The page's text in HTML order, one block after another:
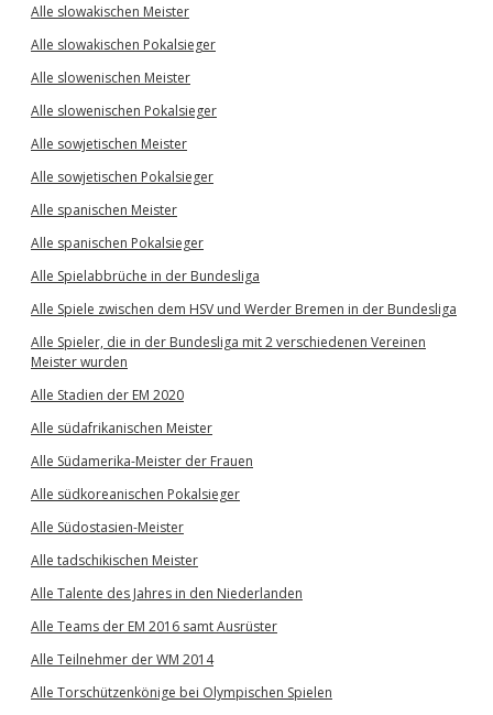
Alle slowakischen Meister
Alle slowakischen Pokalsieger
Alle slowenischen Meister
Alle slowenischen Pokalsieger
Alle sowjetischen Meister
Alle sowjetischen Pokalsieger
Alle spanischen Meister
Alle spanischen Pokalsieger
Alle Spielabbrüche in der Bundesliga
Alle Spiele zwischen dem HSV und Werder Bremen in der Bundesliga
Alle Spieler, die in der Bundesliga mit 2 verschiedenen Vereinen
Meister wurden
Alle Stadien der EM 2020
Alle südafrikanischen Meister
Alle Südamerika-Meister der Frauen
Alle südkoreanischen Pokalsieger
Alle Südostasien-Meister
Alle tadschikischen Meister
Alle Talente des Jahres in den Niederlanden
Alle Teams der EM 2016 samt Ausrüster
Alle Teilnehmer der WM 2014
Alle Torschützenkönige bei Olympischen Spielen